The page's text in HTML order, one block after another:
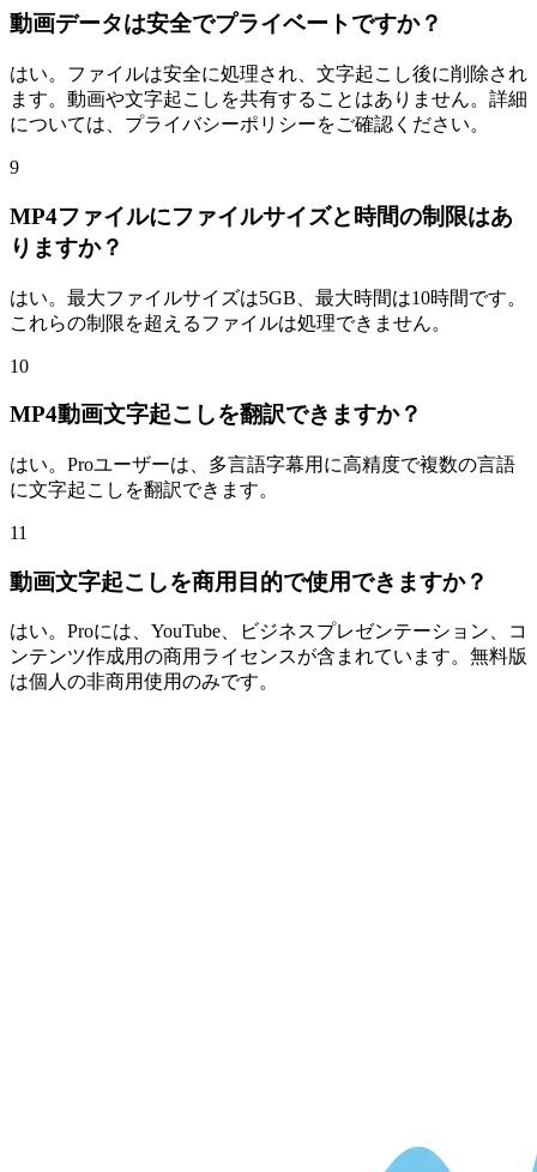
動画データは安全でプライベートですか？
はい。ファイルは安全に処理され、文字起こし後に削除され
ます。動画や文字起こしを共有することはありません。詳細
については、プライバシーポリシーをご確認ください。
9
MP4ファイルにファイルサイズと時間の制限はあ
りますか？
はい。最大ファイルサイズは5GB、最大時間は10時間です。
これらの制限を超えるファイルは処理できません。
10
MP4動画文字起こしを翻訳できますか？
はい。Proユーザーは、多言語字幕用に高精度で複数の言語
に文字起こしを翻訳できます。
11
動画文字起こしを商用目的で使用できますか？
はい。Proには、YouTube、ビジネスプレゼンテーション、コ
ンテンツ作成用の商用ライセンスが含まれています。無料版
は個人の非商用使用のみです。